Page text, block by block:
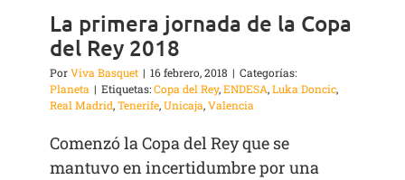
La primera jornada de la Copa
del Rey 2018
PorViva Basquet | 16 febrero, 2018 | Categorías:
Planeta | Etiquetas:Copa del Rey,ENDESA,Luka Doncic,
Real Madrid,Tenerife,Unicaja,Valencia
Comenzó la Copa del Rey que se
mantuvo en incertidumbre por una